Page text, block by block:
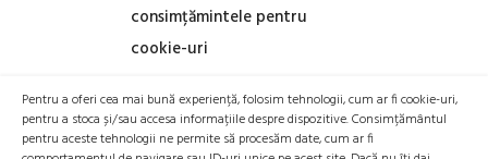
consimțămintele pentru
cookie-uri
Pentru a oferi cea mai bună experiență, folosim tehnologii, cum ar fi cookie-uri,
pentru a stoca și/sau accesa informațiile despre dispozitive. Consimțământul
pentru aceste tehnologii ne permite să procesăm date, cum ar fi